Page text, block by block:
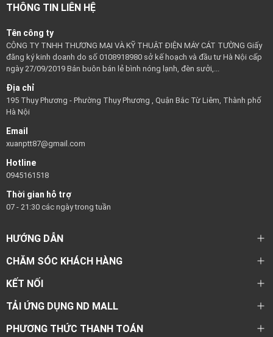
THÔNG TIN LIÊN HỆ
Tên công ty
CÔNG TY TNHH THƯƠNG MẠI VÀ KỸ THUẬT ĐIỆN MÁY CÁT TƯỜNG Giấy
đăng ký kinh doanh do số 0108918980 sở kế hoạch và đầu tư Hà Nội cấp
ngày 27/09/2019 Bán buôn bán lẻ bình nóng lạnh, đèn sưởi,...
Địa chỉ
195 Thụy Phương - Phường Thụy Phương , Quận Bắc Từ Liêm, Thành phố
Hà Nội
Email
xuanptt87@gmail.com
Hotline
0945161518
Thời gian hỗ trợ
07 - 21:30 các ngày trong tuần
HƯỚNG DẪN
CHĂM SÓC KHÁCH HÀNG
KẾT NỐI
TẢI ỨNG DỤNG ND MALL
PHƯƠNG THỨC THANH TOÁN